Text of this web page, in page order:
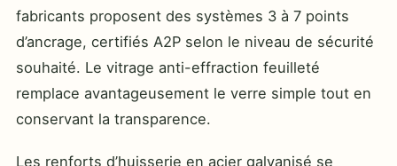
fabricants proposent des systèmes 3 à 7 points
d’ancrage, certifiés A2P selon le niveau de sécurité
souhaité. Le vitrage anti-effraction feuilleté
remplace avantageusement le verre simple tout en
conservant la transparence.
Les renforts d’huisserie en acier galvanisé se